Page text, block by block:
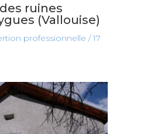
ruines
(Vallouise)
professionnelle /17